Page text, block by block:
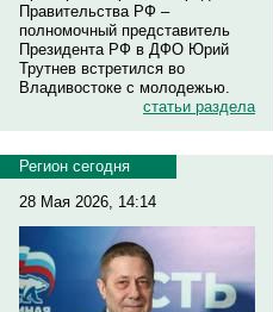
Правительства РФ –
полномочный представитель
Президента РФ в ДФО Юрий
Трутнев встретился во
Владивостоке с молодежью.
статьи раздела
Регион сегодня
28 Мая 2026, 14:14